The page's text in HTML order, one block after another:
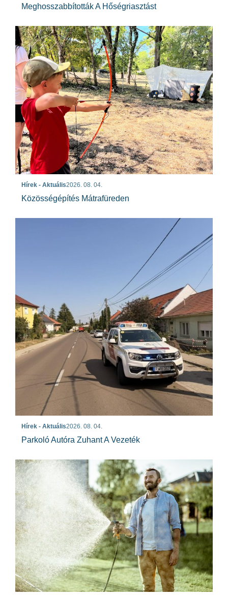
Meghosszabbították A Hőségriasztást
Hírek - Aktuális2026. 08. 04.
Közösségépítés Mátrafüreden
Hírek - Aktuális2026. 08. 04.
Parkoló Autóra Zuhant A Vezeték